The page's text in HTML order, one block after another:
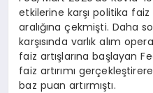
etkilerine karşı politika faiz
aralığına çekmişti. Daha
karşısında varlık alım
faiz artışlarına başlayan
faiz artırımı
baz puan artırmıştı.